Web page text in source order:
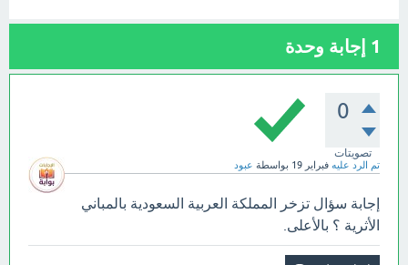
1 إجابة وحدة
0
تصويتات
تم الرد عليه فبراير 19 بواسطة عبود
إجابة سؤال تزخر المملكة العربية السعودية بالمباني
الأثرية ؟ بالأعلى.